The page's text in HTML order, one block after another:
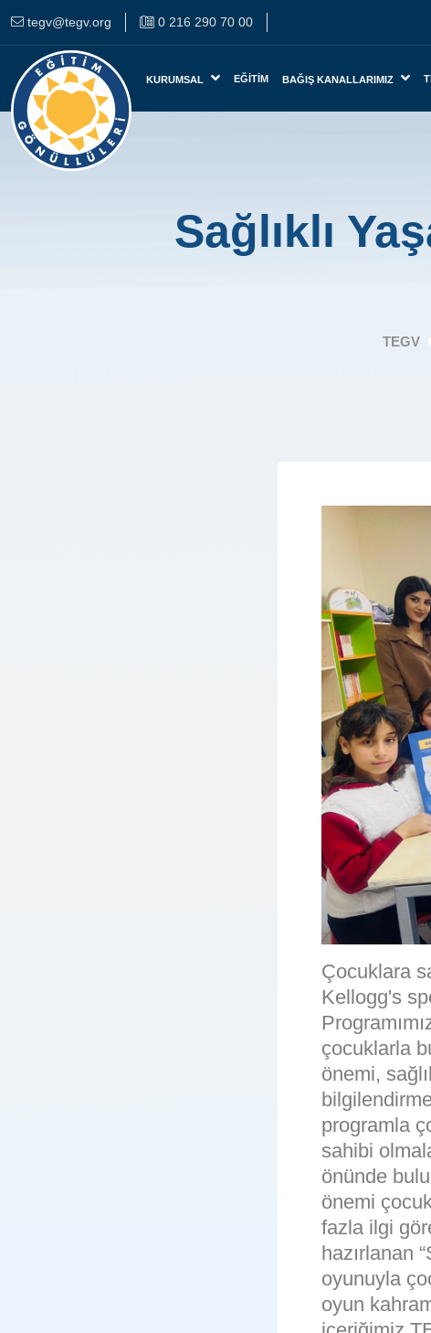
tegv@tegv.org 0 216 290 70 00
KURUMSAL EĞITIM BAĞIŞ KANALLARIMIZ
Sağlıklı
TEGV
Çocuklara
Kellogg's
çocuklarla
önemi,
programla
sahibi
önünde
önemi
fazla ilgi
hazırlanan
oyunuyla
oyun